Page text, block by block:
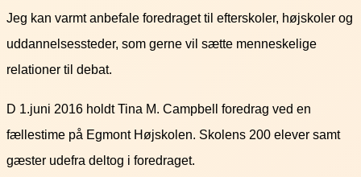
Jeg kan varmt anbefale foredraget til efterskoler, højskoler og
uddannelsessteder, som gerne vil sætte menneskelige
relationer til debat.
D 1.juni 2016 holdt Tina M. Campbell foredrag ved en
fællestime på Egmont Højskolen. Skolens 200 elever samt
gæster udefra deltog i foredraget.